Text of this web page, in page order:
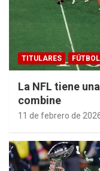
TITULARES
La NFL tiene
combine
11 de febrero de